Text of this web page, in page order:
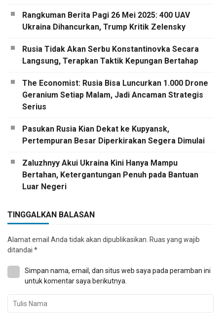
Rangkuman Berita Pagi 26 Mei 2025: 400 UAV
Ukraina Dihancurkan, Trump Kritik Zelensky
Rusia Tidak Akan Serbu Konstantinovka Secara
Langsung, Terapkan Taktik Kepungan Bertahap
The Economist: Rusia Bisa Luncurkan 1.000 Drone
Geranium Setiap Malam, Jadi Ancaman Strategis
Serius
Pasukan Rusia Kian Dekat ke Kupyansk,
Pertempuran Besar Diperkirakan Segera Dimulai
Zaluzhnyy Akui Ukraina Kini Hanya Mampu
Bertahan, Ketergantungan Penuh pada Bantuan
Luar Negeri
TINGGALKAN BALASAN
Alamat email Anda tidak akan dipublikasikan. Ruas yang wajib
ditandai *
Simpan nama, email, dan situs web saya pada peramban ini
untuk komentar saya berikutnya.